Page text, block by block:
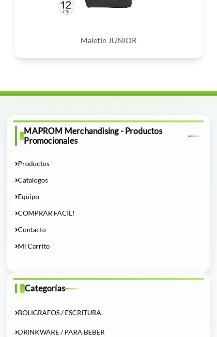
Maletín JUNIOR
MAPROM Merchandising - Productos
Promocionales
Productos
Catalogos
Equipo
COMPRAR FACIL!
Contacto
Mi Carrito
Categorías
BOLIGRAFOS / ESCRITURA
DRINKWARE / PARA BEBER